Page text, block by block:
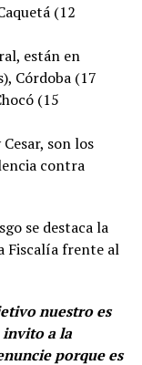
(12
están en
Córdoba (17
(15
son los
contra
se destaca la
Fiscalía frente al
nuestro es
invito a la
porque es